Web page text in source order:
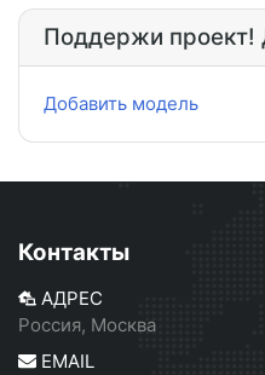
Поддержи проект!
Добавить модель
Контакты
АДРЕС
Россия, Москва
EMAIL